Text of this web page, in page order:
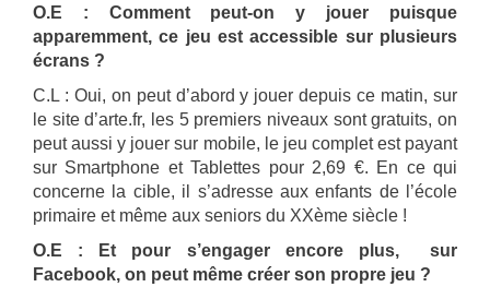
O.E : Comment peut-on y jouer puisque
apparemment, ce jeu est accessible sur plusieurs
écrans ?
C.L : Oui, on peut d’abord y jouer depuis ce matin, sur
le site d’arte.fr, les 5 premiers niveaux sont gratuits, on
peut aussi y jouer sur mobile, le jeu complet est payant
sur Smartphone et Tablettes pour 2,69 €. En ce qui
concerne la cible, il s’adresse aux enfants de l’école
primaire et même aux seniors du XXème siècle !
O.E : Et pour s’engager encore plus, sur
Facebook, on peut même créer son propre jeu ?